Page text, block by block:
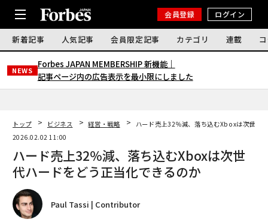
会員登録 ログイン
新着記事 人気記事 会員限定記事 カテゴリ 連載
NEWS
Forbes JAPAN MEMBERSHIP 新機能｜
記事ページ内の広告表示を最小限にしました
トップ ビジネス 経営・戦略
ハード売上32％減、落ち込むXboxは次世代
2026.02.02 11:00
ハード売上32％減、落ち込むXboxは次世
代ハードをどう正当化できるのか
Paul Tassi | Contributor